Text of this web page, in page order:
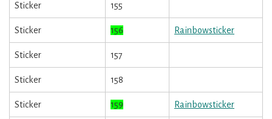
Sticker 155
Sticker 156 Rainbowsticker
Sticker 157
Sticker 158
Sticker 159 Rainbowsticker